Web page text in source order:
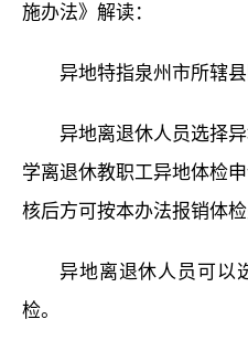
施办法》解读：
异地特指泉州市所辖县
异地离退休人员选择
学离退休教职工异地体检
核后方可按本办法报销体检
异地离退休人员可以
检。